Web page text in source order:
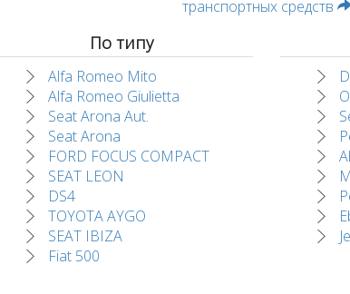
транспортных средств
По типу
Alfa Romeo Mito
Alfa Romeo Giulietta
Seat Arona Aut.
Seat Arona
FORD FOCUS COMPACT
SEAT LEON
DS4
TOYOTA AYGO
SEAT IBIZA
Fiat 500